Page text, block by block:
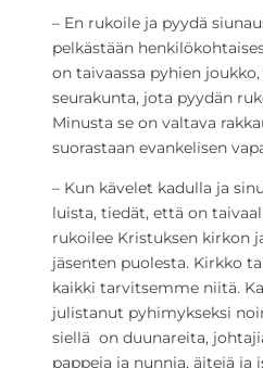
– En rukoile ja pyydä
pelkästään
on taivaassa pyhien
seurakunta, jota pyydän
Minusta se on valtava
suorastaan evankelisen
– Kun kävelet kadulla ja
luista, tiedät, että on
rukoilee Kristuksen kirkon
jäsenten puolesta. Kirkko
kaikki tarvitsemme niitä.
julistanut pyhimykseksi
siellä on duunareita,
pappeja ja nunnia, äitejä ja